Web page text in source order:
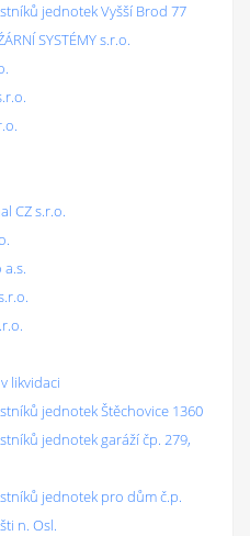
jednotek Vyšší Brod 77
SYSTÉMY s.r.o.
CZ s.r.o.
a.s.
likvidaci
jednotek Štěchovice 1360
jednotek garáží čp. 279,
jednotek pro dům č.p.
n. Osl.